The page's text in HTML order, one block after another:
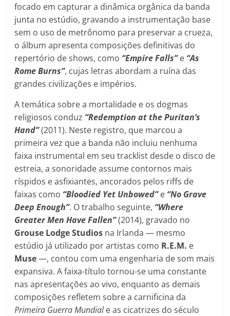
focado em capturar a dinâmica orgânica da banda
junta no estúdio, gravando a instrumentação base
sem o uso de metrônomo para preservar a crueza,
o álbum apresenta composições definitivas do
repertório de shows, como “Empire Falls”e “As
Rome Burns”, cujas letras abordam a ruína das
grandes civilizações e impérios.
A temática sobre a mortalidade e os dogmas
religiosos conduz “Redemption at the Puritan’s
Hand”(2011). Neste registro, que marcou a
primeira vez que a banda não incluiu nenhuma
faixa instrumental em seu tracklist desde o disco de
estreia, a sonoridade assume contornos mais
ríspidos e asfixiantes, ancorados pelos riffs de
faixas como “Bloodied Yet Unbowed”e “No Grave
Deep Enough”. O trabalho seguinte, “Where
Greater Men Have Fallen”(2014), gravado no
Grouse Lodge Studios na Irlanda — mesmo
estúdio já utilizado por artistas como R.E.M. e
Muse—, contou com uma engenharia de som mais
expansiva. A faixa-título tornou-se uma constante
nas apresentações ao vivo, enquanto as demais
composições refletem sobre a carnificina da
Primeira Guerra Mundiale as cicatrizes do século